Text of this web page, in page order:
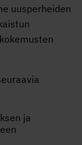
uusperheiden
ja